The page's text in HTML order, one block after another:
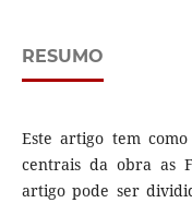
RESUMO
Este artigo tem
centrais da obra as
artigo pode ser